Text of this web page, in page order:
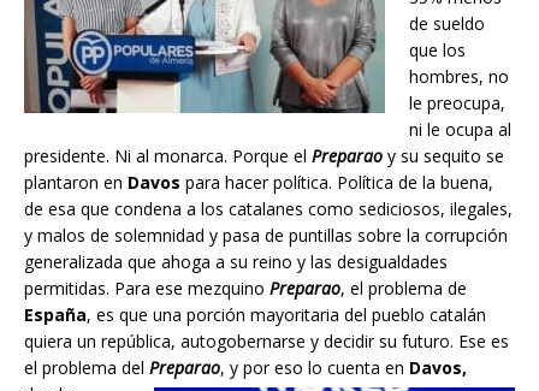
de sueldo
que los
hombres, no
le preocupa,
ni le ocupa al
presidente. Ni al monarca. Porque el Preparao y su sequito se
plantaron en Davos para hacer política. Política de la buena,
de esa que condena a los catalanes como sediciosos, ilegales,
y malos de solemnidad y pasa de puntillas sobre la corrupción
generalizada que ahoga a su reino y las desigualdades
permitidas. Para ese mezquino Preparao, el problema de
España, es que una porción mayoritaria del pueblo catalán
quiera un república, autogobernarse y decidir su futuro. Ese es
el problema del Preparao, y por eso lo cuenta en Davos,